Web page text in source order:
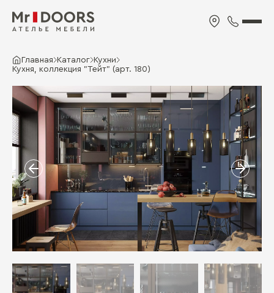
Главная Каталог Кухни
Кухня, коллекция "Тейт" (арт. 180)